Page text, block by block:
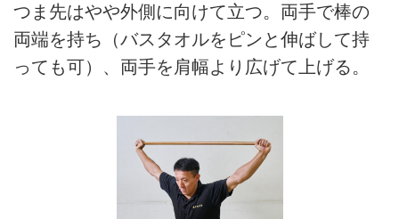
つま先はやや外側に向けて立つ。両手で棒の
両端を持ち（バスタオルをピンと伸ばして持
っても可）、両手を肩幅より広げて上げる。